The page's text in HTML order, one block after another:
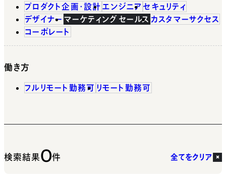
プロダクト企画・設計 エンジニア セキュリティ
デザイナー マーケティング セールス カスタマーサクセス
コーポレート
働き方
フルリモート勤務可 リモート勤務可
検索結果0件 全てをクリア